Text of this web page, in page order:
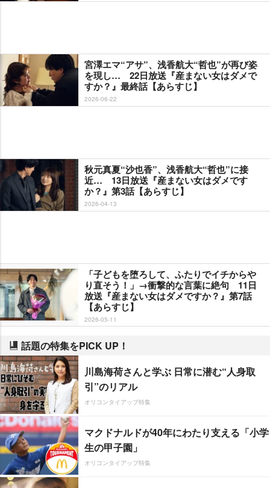
宮澤エマ“アサ”、浅香航大“哲也”が再び姿
を現し… 22日放送『産まない女はダメで
すか？』最終話【あらすじ】
2026-06-22
秋元真夏“沙也香”、浅香航大“哲也”に接
近… 13日放送『産まない女はダメです
か？』第3話【あらすじ】
2026-04-13
「子どもを堕ろして、ふたりでイチから
り直そう！」→衝撃的な言葉に絶句 11日
放送『産まない女はダメですか？』第7話
【あらすじ】
2026-05-11
話題の特集をPICK UP！
川島海荷さんと学ぶ 日常に潜む“人身取
引”のリアル
オリコンタイアップ特集
マクドナルドが40年にわたり支える「小学
生の甲子園」
オリコンタイアップ特集